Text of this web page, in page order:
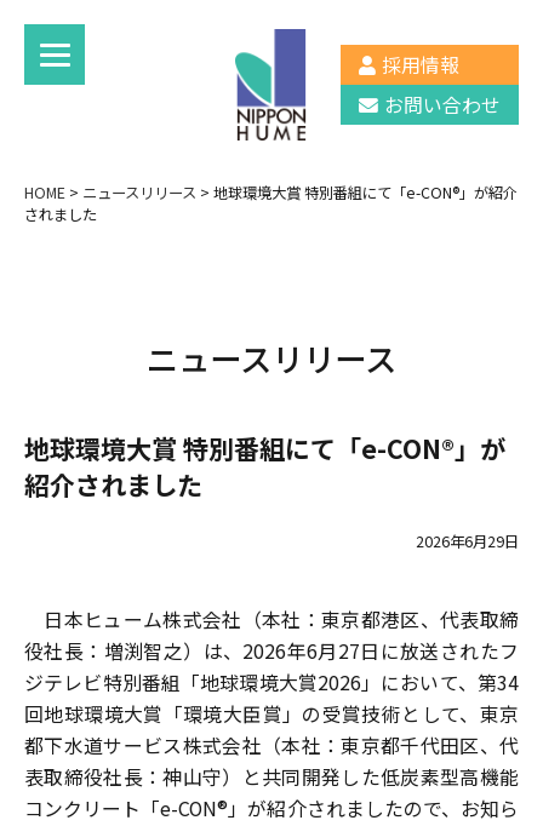
採用情報
お問い合わせ
HOME > ニュースリリース > 地球環境大賞 特別番組にて「e-CON®」が紹介
されました
ニュースリリース
地球環境大賞 特別番組にて「e-CON®」が
紹介されました
2026年6月29日
日本ヒューム株式会社（本社：東京都港区、代表取締
役社長：増渕智之）は、2026年6月27日に放送されたフ
ジテレビ特別番組「地球環境大賞2026」において、第34
回地球環境大賞「環境大臣賞」の受賞技術として、東京
都下水道サービス株式会社（本社：東京都千代田区、代
表取締役社長：神山守）と共同開発した低炭素型高機能
コンクリート「e-CON®」が紹介されましたので、お知ら